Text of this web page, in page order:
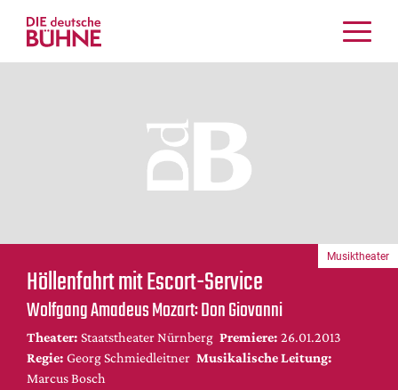
Festivals & Veranstaltungen
Menschen & Theater
Themen
Internationales
Nachrufe
Medientipps
Höllenfahrt mit Escort-Service
Wolfgang Amadeus Mozart: Don Giovanni
Theater: Staatstheater Nürnberg Premiere: 26.01.2013
Regie: Georg Schmiedleitner Musikalische Leitung:
Marcus Bosch
Musiktheater